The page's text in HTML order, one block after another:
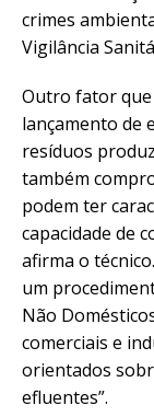
crimes
Vigilância
Outro fator que
lançamento de
resíduos
também
podem ter
capacidade de
afirma o
um
Não
comerciais e
orientados
efluentes”.